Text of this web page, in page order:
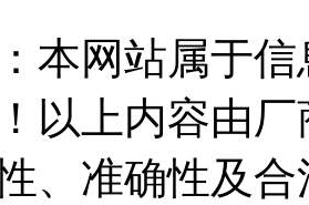
本网站属于
以上内容由
、准确性及